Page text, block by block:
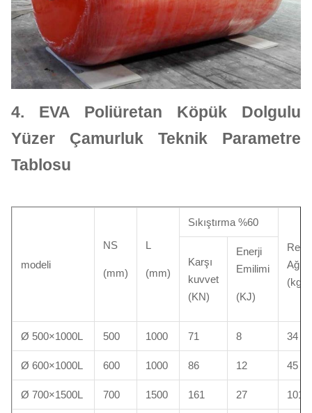
4. EVA Poliüretan Köpük Dolgulu
Yüzer Çamurluk Teknik Parametre
Tablosu
modeli
NS
(mm)
L
(mm)
Sıkıştırma %60
(kg)
Karşı
kuvvet
(KN)
Enerji
Emilimi
(KJ)
Ø 500×1000L 500 1000 71 8 34
Ø 600×1000L 600 1000 86 12 45
Ø 700×1500L 700 1500 161 27 101